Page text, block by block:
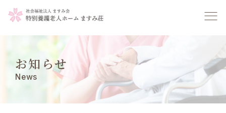
採用情報
ますみ会について ますみ荘だより
SDGsの取り組み 情報公開
お知らせ
News